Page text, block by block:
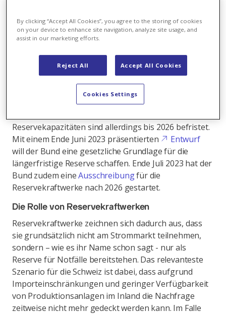
empfohlen. Mit der angespannten Energiesituation im
Jahr 2022 hat das Thema zusätzlich an Bedeutung
und Geschwindigkeit gewonnen. So hat der Bund auf
Basis einer Verordnung bereits für den Winter
2022/2023 die sog. Winterreserve etabliert, bestehend
aus der Wasserkraftreserve, drei Reservekraftwerken
(Birr 250 MW, Cornaux 36 MW, Montey 50 MW) und
über sog. Pooler aggregierte Notstromgruppen. Die
Reservekapazitäten sind allerdings bis 2026 befristet.
Mit einem Ende Juni 2023 präsentierten
Entwurf
will der Bund eine gesetzliche Grundlage für die
längerfristige Reserve schaffen. Ende Juli 2023 hat der
Bund zudem eineAusschreibungfür die
Reservekraftwerke nach 2026 gestartet.
Die Rolle von Reservekraftwerken
Reservekraftwerke zeichnen sich dadurch aus, dass
sie grundsätzlich nicht am Strommarkt teilnehmen,
sondern – wie es ihr Name schon sagt - nur als
Reserve für Notfälle bereitstehen. Das relevanteste
Szenario für die Schweiz ist dabei, dass aufgrund
Importeinschränkungen und geringer Verfügbarkeit
von Produktionsanlagen im Inland die Nachfrage
zeitweise nicht mehr gedeckt werden kann. Im Falle
By clicking “Accept All Cookies”, you agree to the storing of cookies
on your device to enhance site navigation, analyze site usage, and
assist in our marketing efforts.
Reject All Accept All Cookies
Cookies Settings